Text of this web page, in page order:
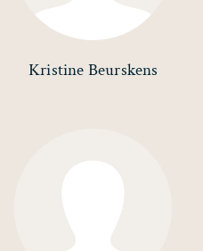
Kristine Beurskens